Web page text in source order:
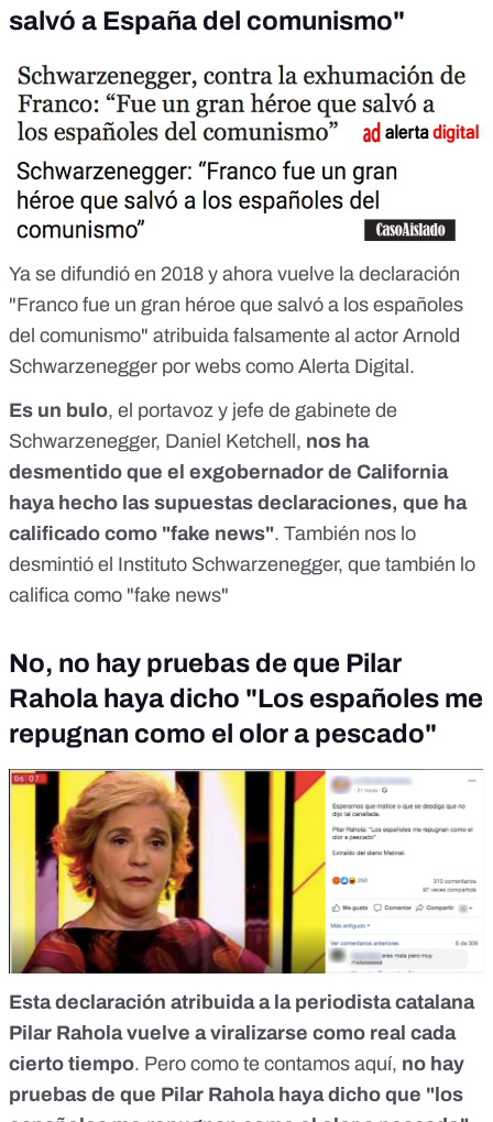
salvó a España del comunismo"
Ya se difundió en 2018 y ahora vuelve la declaración
"Franco fue un gran héroe que salvó a los españoles
del comunismo" atribuida falsamente al actor Arnold
Schwarzenegger por webs como Alerta Digital.
Es un bulo, el portavoz y jefe de gabinete de
Schwarzenegger, Daniel Ketchell, nos ha
desmentido que el exgobernador de California
haya hecho las supuestas declaraciones, que ha
calificado como "fake news". También nos lo
desmintió el Instituto Schwarzenegger, que también lo
califica como "fake news"
No, no hay pruebas de que Pilar
Rahola haya dicho "Los españoles me
repugnan como el olor a pescado"
Esta declaración atribuida a la periodista catalana
Pilar Rahola vuelve a viralizarse como real cada
cierto tiempo. Pero como te contamos aquí, no hay
pruebas de que Pilar Rahola haya dicho que "los